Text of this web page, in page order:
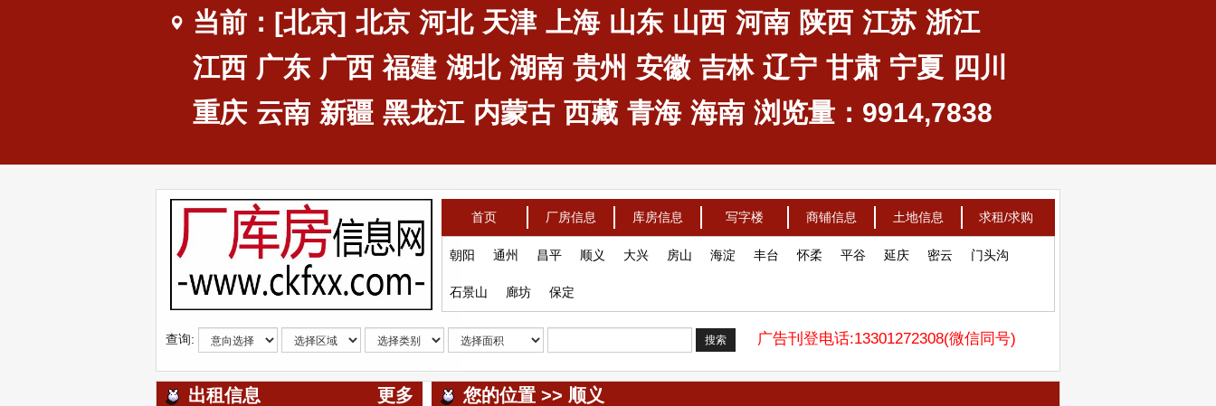
当前：[北京] 北京 河北 天津 上海 山东 山西 河南 陕西 江苏 浙江
江西 广东 广西 福建 湖北 湖南 贵州 安徽 吉林 辽宁 甘肃 宁夏 四川
重庆 云南 新疆 黑龙江 内蒙古 西藏 青海 海南 浏览量：9914,7838
首页 厂房信息 库房信息 写字楼 商铺信息 土地信息 求租/求购
朝阳 通州 昌平 顺义 大兴 房山 海淀 丰台 怀柔 平谷 延庆 密云 门头沟
石景山 廊坊 保定
查询: 搜索 广告刊登电话:13301272308(微信同号)
出租信息 更多 您的位置 >> 顺义